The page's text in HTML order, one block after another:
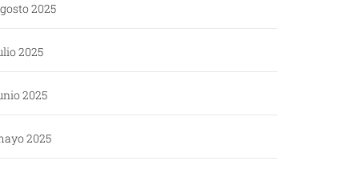
2025
2025
2025
2025